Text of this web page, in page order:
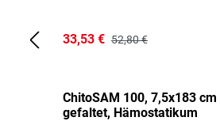
33,53 € 52,80 €
ChitoSAM 100, 7,5x183 cm
gefaltet, Hämostatikum